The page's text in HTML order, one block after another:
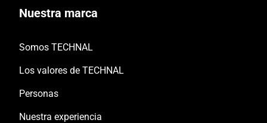
Nuestra marca
Somos TECHNAL
Los valores de TECHNAL
Personas
Nuestra experiencia